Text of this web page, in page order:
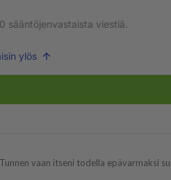
0 sääntöjenvastaista viestiä.
ylös